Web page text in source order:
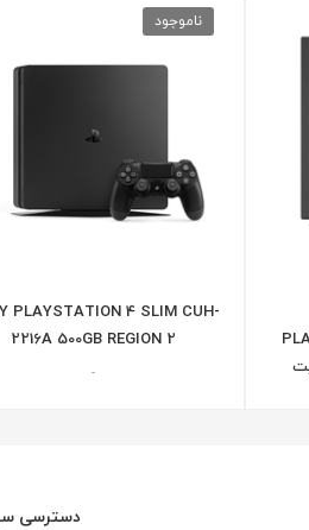
ناموجود
PLAYSTATION 4 SLIM CUH-
2216A 500GB REGION 2
-
دسترسی